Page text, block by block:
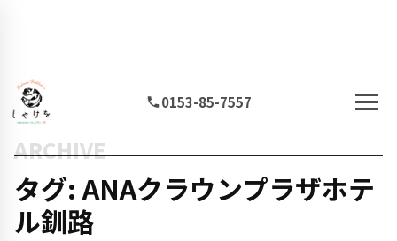
0153-85-7557
ARCHIVE
タグ: ANAクラウンプラザホテ
ル釧路